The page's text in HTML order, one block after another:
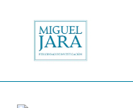
contenido